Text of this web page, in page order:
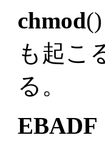
chmod
も起こ
る。
EBADF